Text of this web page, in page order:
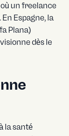
un freelance
Espagne, la
Plana)
dès le
la santé